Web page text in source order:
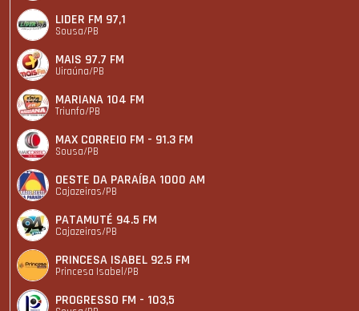
LIDER FM 97,1
Sousa/PB
MAIS 97.7 FM
Uiraúna/PB
MARIANA 104 FM
Triunfo/PB
MAX CORREIO FM - 91.3 FM
Sousa/PB
OESTE DA PARAÍBA 1000 AM
Cajazeiras/PB
PATAMUTÉ 94.5 FM
Cajazeiras/PB
PRINCESA ISABEL 92.5 FM
Princesa Isabel/PB
PROGRESSO FM - 103,5